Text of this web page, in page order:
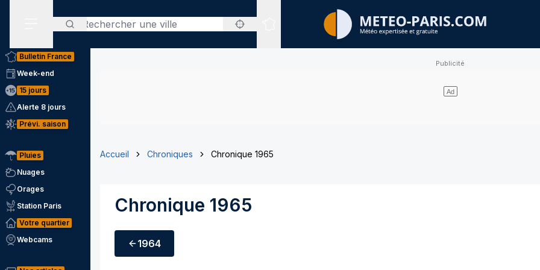
Rechercher
Sites expertisés
Bulletin France
Week-end
15 jours
Alerte 8 jours
Prévi. saison
Pluies
Nuages
Orages
Station Paris
Votre quartier
Webcams
Accueil Chroniques Chronique 1965
Chronique 1965
1964